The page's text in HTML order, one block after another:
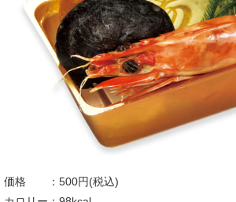
価格 ：500円(税込)